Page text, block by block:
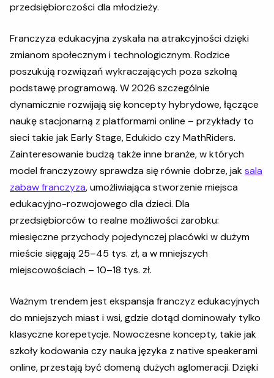
przedsiębiorczości dla młodzieży.
Franczyza edukacyjna zyskała na atrakcyjności dzięki
zmianom społecznym i technologicznym. Rodzice
poszukują rozwiązań wykraczających poza szkolną
podstawę programową. W 2026 szczególnie
dynamicznie rozwijają się koncepty hybrydowe, łączące
naukę stacjonarną z platformami online – przykłady to
sieci takie jak Early Stage, Edukido czy MathRiders.
Zainteresowanie budzą także inne branże, w których
model franczyzowy sprawdza się równie dobrze, jaksala
zabaw franczyza, umożliwiająca stworzenie miejsca
edukacyjno-rozwojowego dla dzieci. Dla
przedsiębiorców to realne możliwości zarobku:
miesięczne przychody pojedynczej placówki w dużym
mieście sięgają 25–45 tys. zł, a w mniejszych
miejscowościach – 10–18 tys. zł.
Ważnym trendem jest ekspansja franczyz edukacyjnych
do mniejszych miast i wsi, gdzie dotąd dominowały tylko
klasyczne korepetycje. Nowoczesne koncepty, takie jak
szkoły kodowania czy nauka języka z native speakerami
online, przestają być domeną dużych aglomeracji. Dzięki